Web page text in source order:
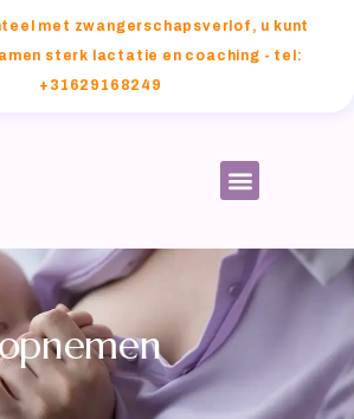
met zwangerschapsverlof, u kunt
sterk lactatie en coaching - tel:
+31629168249